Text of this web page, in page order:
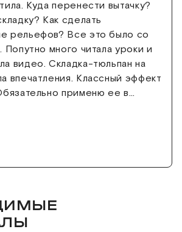
Куда перенести вытачку?
Как сделать
рельефов? Все это было со
Попутно много читала уроки и
видео. Складка-тюльпан на
впечатления. Классный эффект
применю ее в
проекте. С параллельным и
я хорошо освоила. И когда